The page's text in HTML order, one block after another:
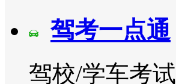
驾考一点通
驾校/学车考试